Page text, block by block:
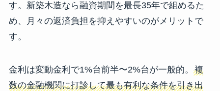
す。新築木造なら融資期間を最長35年で組めるた
め、月々の返済負担を抑えやすいのがメリットで
す。
金利は変動金利で1%台前半〜2%台が一般的。 複
数の金融機関に打診して最も有利な条件を引き出